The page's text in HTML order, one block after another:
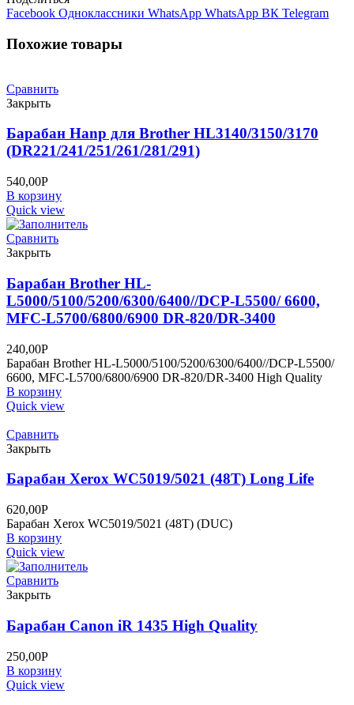
Facebook Одноклассники WhatsApp WhatsApp ВК Telegram
Похожие товары
Сравнить
Закрыть
Барабан Hanp для Brother HL3140/3150/3170
(DR221/241/251/261/281/291)
540,00Р
В корзину
Quick view
Сравнить
Закрыть
Барабан Brother HL-
L5000/5100/5200/6300/6400//DCP-L5500/ 6600,
MFC-L5700/6800/6900 DR-820/DR-3400
240,00Р
Барабан Brother HL-L5000/5100/5200/6300/6400//DCP-L5500/
6600, MFC-L5700/6800/6900 DR-820/DR-3400 High Quality
В корзину
Quick view
Сравнить
Закрыть
Барабан Xerox WC5019/5021 (48T) Long Life
620,00Р
Барабан Xerox WC5019/5021 (48T) (DUC)
В корзину
Quick view
Сравнить
Закрыть
Барабан Canon iR 1435 High Quality
250,00Р
В корзину
Quick view